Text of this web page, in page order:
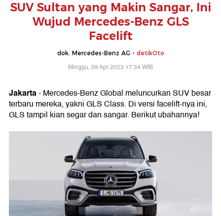
SUV Sultan yang Makin Sangar, Ini
Wujud Mercedes-Benz GLS
Facelift
dok. Mercedes-Benz AG - detikOto
Minggu, 09 Apr 2023 17:34 WIB
Jakarta- Mercedes-Benz Global meluncurkan SUV besar
terbaru mereka, yakni GLS Class. Di versi facelift-nya ini,
GLS tampil kian segar dan sangar. Berikut ubahannya!